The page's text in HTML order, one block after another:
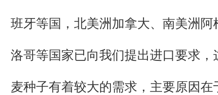
班牙等国，北美洲加拿大、南美洲阿
洛哥等国家已向我们提出进口要求，
麦种子有着较大的需求，主要原因在